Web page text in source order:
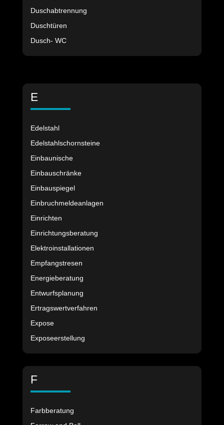
Duschabtrennung
Duschtüren
Dusch- WC
E
Edelstahl
Edelstahlschornsteine
Einbaunische
Einbauschränke
Einbauspiegel
Einbruchmeldeanlagen
Einrichten
Einrichtungsberatung
Elektroinstallationen
Empfangstresen
Energieberatung
Entwurfsplanung
Ertragswertverfahren
Expose
Exposeerstellung
F
Farbberatung